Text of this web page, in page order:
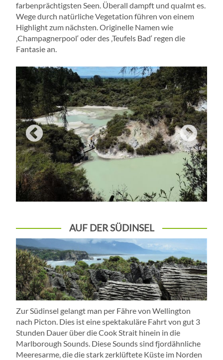
farbenprächtigsten Seen. Überall dampft und qualmt es.
Wege durch natürliche Vegetation führen von einem
Highlight zum nächsten. Originelle Namen wie
‚Champagnerpool‘ oder des ‚Teufels Bad‘ regen die
Fantasie an.
AUF DER SÜDINSEL
Zur Südinsel gelangt man per Fähre von Wellington
nach Picton. Dies ist eine spektakuläre Fahrt von gut 3
Stunden Dauer über die Cook Strait hinein in die
Marlborough Sounds. Diese Sounds sind fjordähnliche
Meeresarme, die die stark zerklüftete Küste im Norden